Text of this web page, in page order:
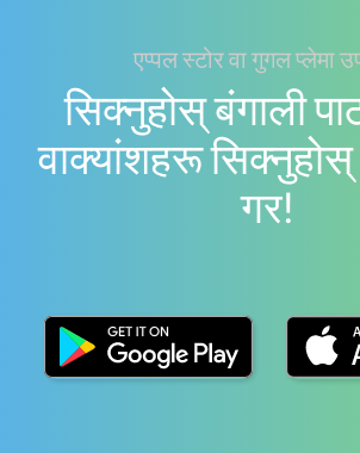
एप्पल स्टोर वा गुगल प्लेमा
सिक्नुहोस् बंगाली
वाक्यांशहरू
गर!